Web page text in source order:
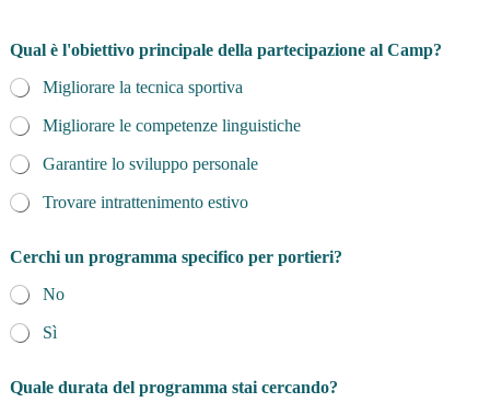
Qual è l'obiettivo principale della partecipazione al Camp?
Migliorare la tecnica sportiva
Migliorare le competenze linguistiche
Garantire lo sviluppo personale
Trovare intrattenimento estivo
Cerchi un programma specifico per portieri?
No
Sì
Quale durata del programma stai cercando?